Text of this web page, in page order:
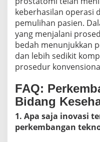
keberhasilan operasi
pemulihan pasien.
yang menjalani
bedah menunjukkan
dan lebih sedikit
prosedur
FAQ:
Bidang
1. Apa saja inovasi
perkembangan